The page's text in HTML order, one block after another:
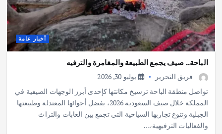
أخبار عامة
الباحة.. صيف يجمع الطبيعة والمغامرة والترفيه
فريق التحرير
يوليو 30, 2026
تواصل منطقة الباحة ترسيخ مكانتها كإحدى أبرز الوجهات الصيفية في
المملكة خلال صيف السعودية 2026، بفضل أجوائها المعتدلة وطبيعتها
الجبلية وتنوع تجاربها السياحية التي تجمع بين الغابات والتراث
والفعاليات الترفيهية،…